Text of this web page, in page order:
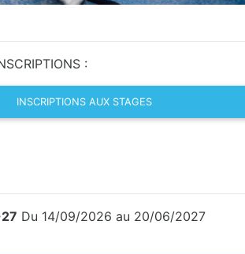
:
INSCRIPTIONS AUX STAGES
Du 14/09/2026 au 20/06/2027